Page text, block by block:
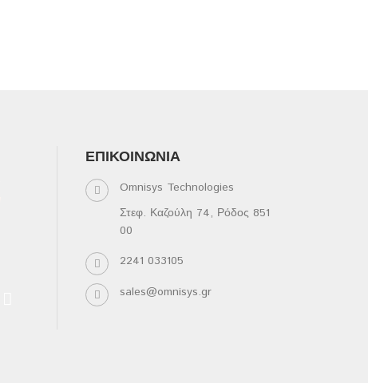
ΕΠΙΚΟΙΝΩΝΊΑ
Omnisys Technologies
Στεφ. Καζούλη 74, Ρόδος 851
00
2241 033105
sales@omnisys.gr